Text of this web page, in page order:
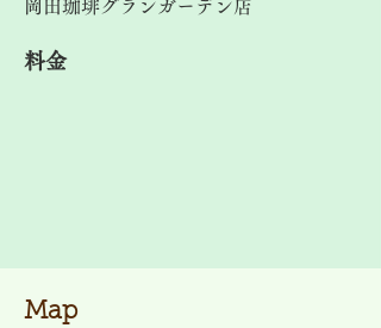
岡田珈琲グランガーデン店
料金
Map